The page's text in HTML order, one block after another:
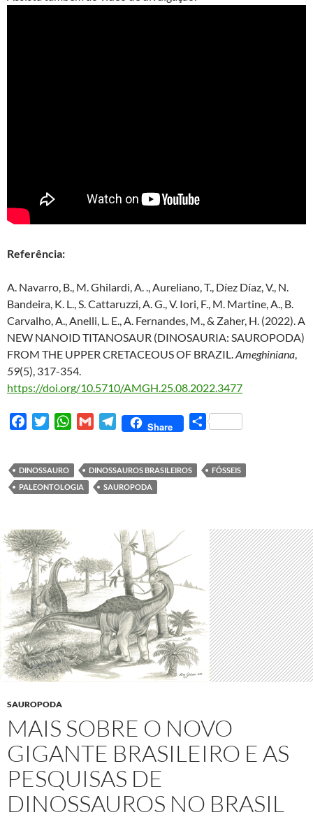
Referência:
A. Navarro, B., M. Ghilardi, A. ., Aureliano, T., Díez Díaz, V., N.
Bandeira, K. L., S. Cattaruzzi, A. G., V. Iori, F., M. Martine, A., B.
Carvalho, A., Anelli, L. E., A. Fernandes, M., & Zaher, H. (2022). A
NEW NANOID TITANOSAUR (DINOSAURIA: SAUROPODA)
FROM THE UPPER CRETACEOUS OF BRAZIL.Ameghiniana,
59(5), 317-354.
https://doi.org/10.5710/AMGH.25.08.2022.3477
e
b
k
t
t
W
s
G
i
l
T
e
g
m
Share
S
r
DINOSSAURO DINOSSAUROS BRASILEIROS
FÓSSEIS
PALEONTOLOGIA
SAUROPODA
SAUROPODA
MAIS SOBRE O NOVO
GIGANTE BRASILEIRO E AS
PESQUISAS DE
DINOSSAUROS NO BRASIL